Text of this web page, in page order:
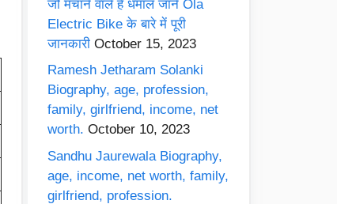
जो मचाने वाले है धमाल जाने Ola
Electric Bike के बारे में पूरी
जानकारी October 15, 2023
Ramesh Jetharam Solanki
Biography, age, profession,
family, girlfriend, income, net
worth. October 10, 2023
Sandhu Jaurewala Biography,
age, income, net worth, family,
girlfriend, profession.